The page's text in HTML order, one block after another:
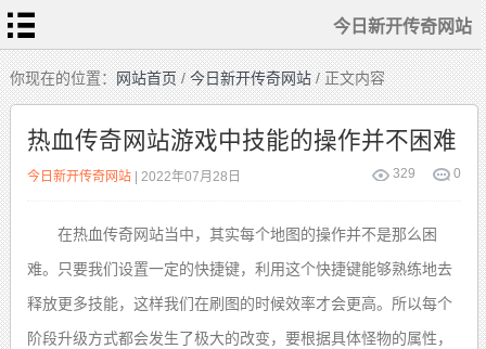
今日新开传奇网站
首
页
今
日
新
开
传
奇
网
站
热
血
传
奇
私
服
传
奇
sf
发
布
站
新
开
合
击
传
奇
你现在的位置：网站首页/今日新开传奇网站/ 正文内容
热血传奇网站游戏中技能的操作并不困难
329 0
今日新开传奇网站 | 2022年07月28日
在热血传奇网站当中，其实每个地图的操作并不是那么困
难。只要我们设置一定的快捷键，利用这个快捷键能够熟练地去
释放更多技能，这样我们在刷图的时候效率才会更高。所以每个
阶段升级方式都会发生了极大的改变，要根据具体怪物的属性，